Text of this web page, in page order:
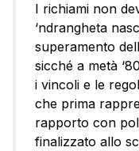
I richiami non
‘ndrangheta
superamento
sicché a metà
i vincoli e le
che prima
rapporto con
finalizzato allo